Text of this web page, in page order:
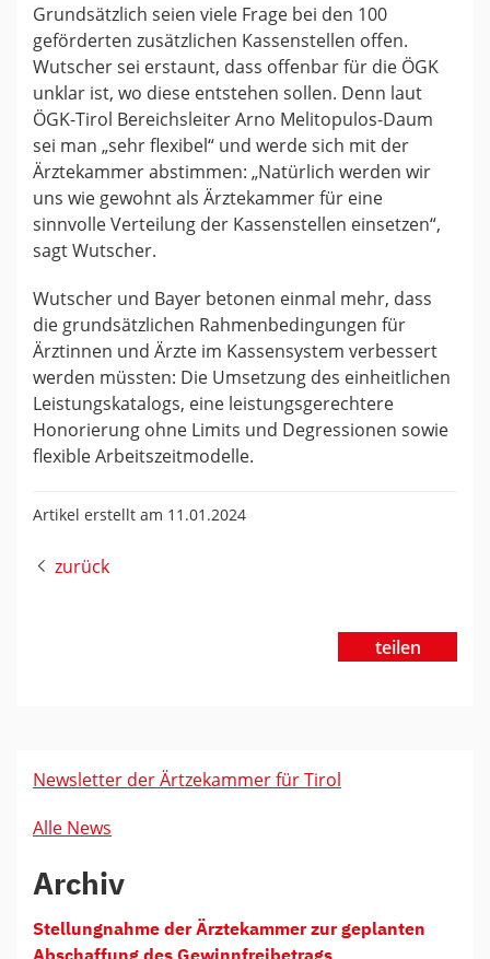
Grundsätzlich seien viele Frage bei den 100
geförderten zusätzlichen Kassenstellen offen.
Wutscher sei erstaunt, dass offenbar für die ÖGK
unklar ist, wo diese entstehen sollen. Denn laut
ÖGK-Tirol Bereichsleiter Arno Melitopulos-Daum
sei man „sehr flexibel“ und werde sich mit der
Ärztekammer abstimmen: „Natürlich werden wir
uns wie gewohnt als Ärztekammer für eine
sinnvolle Verteilung der Kassenstellen einsetzen“,
sagt Wutscher.
Wutscher und Bayer betonen einmal mehr, dass
die grundsätzlichen Rahmenbedingungen für
Ärztinnen und Ärzte im Kassensystem verbessert
werden müssten: Die Umsetzung des einheitlichen
Leistungskatalogs, eine leistungsgerechtere
Honorierung ohne Limits und Degressionen sowie
flexible Arbeitszeitmodelle.
Artikel erstellt am 11.01.2024
zurück
teilen
Newsletter der Ärtzekammer für Tirol
Alle News
Archiv
Stellungnahme der Ärztekammer zur geplanten